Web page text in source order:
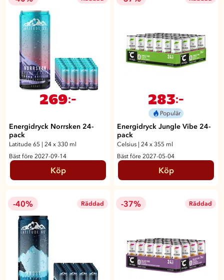
269:-
Energidryck Norrsken 24-
pack
Latitude 65 | 24 x 330 ml
Bäst före 2027-09-14
Köp
283:-
Populär
Energidryck Jungle Vibe 24-
pack
Celsius | 24 x 355 ml
Bäst före 2027-05-04
Köp
-40% Räddad -37% Räddad